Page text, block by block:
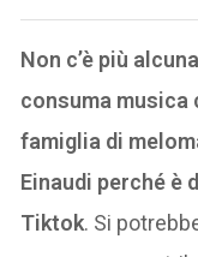
Non c’è più
consuma musica
famiglia di
Einaudi perché è
Tiktok. Si